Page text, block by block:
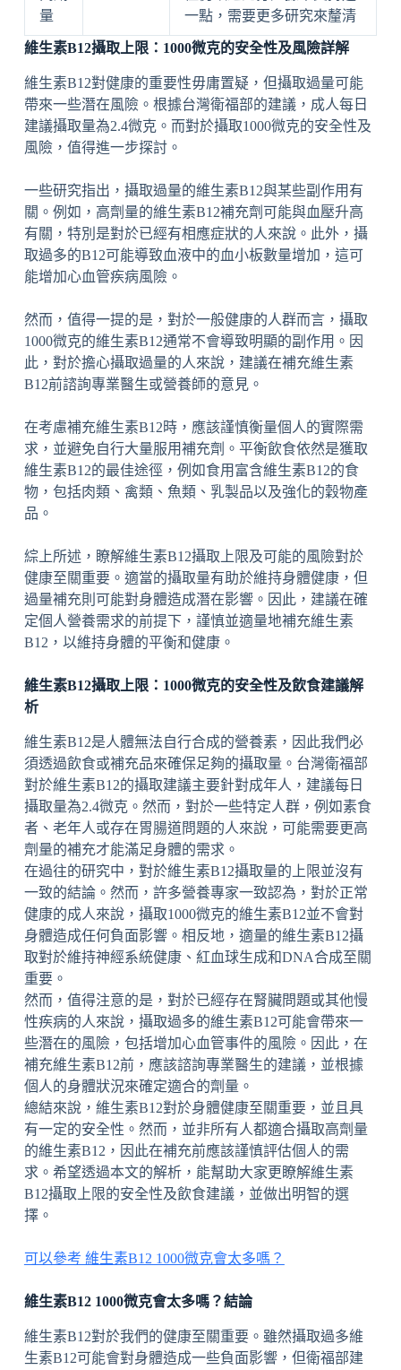
量
一點，需要更多研究來釐清
維生素B12攝取上限：1000微克的安全性及風險詳解
維生素B12對健康的重要性毋庸置疑，但攝取過量可能
帶來一些潛在風險。根據台灣衛福部的建議，成人每日
建議攝取量為2.4微克。而對於攝取1000微克的安全性及
風險，值得進一步探討。
一些研究指出，攝取過量的維生素B12與某些副作用有
關。例如，高劑量的維生素B12補充劑可能與血壓升高
有關，特別是對於已經有相應症狀的人來說。此外，攝
取過多的B12可能導致血液中的血小板數量增加，這可
能增加心血管疾病風險。
然而，值得一提的是，對於一般健康的人群而言，攝取
1000微克的維生素B12通常不會導致明顯的副作用。因
此，對於擔心攝取過量的人來說，建議在補充維生素
B12前諮詢專業醫生或營養師的意見。
在考慮補充維生素B12時，應該謹慎衡量個人的實際需
求，並避免自行大量服用補充劑。平衡飲食依然是獲取
維生素B12的最佳途徑，例如食用富含維生素B12的食
物，包括肉類、禽類、魚類、乳製品以及強化的穀物產
品。
綜上所述，瞭解維生素B12攝取上限及可能的風險對於
健康至關重要。適當的攝取量有助於維持身體健康，但
過量補充則可能對身體造成潛在影響。因此，建議在確
定個人營養需求的前提下，謹慎並適量地補充維生素
B12，以維持身體的平衡和健康。
維生素B12攝取上限：1000微克的安全性及飲食建議解
析
維生素B12是人體無法自行合成的營養素，因此我們必
須透過飲食或補充品來確保足夠的攝取量。台灣衛福部
對於維生素B12的攝取建議主要針對成年人，建議每日
攝取量為2.4微克。然而，對於一些特定人群，例如素食
者、老年人或存在胃腸道問題的人來說，可能需要更高
劑量的補充才能滿足身體的需求。
在過往的研究中，對於維生素B12攝取量的上限並沒有
一致的結論。然而，許多營養專家一致認為，對於正常
健康的成人來說，攝取1000微克的維生素B12並不會對
身體造成任何負面影響。相反地，適量的維生素B12攝
取對於維持神經系統健康、紅血球生成和DNA合成至關
重要。
然而，值得注意的是，對於已經存在腎臟問題或其他慢
性疾病的人來說，攝取過多的維生素B12可能會帶來一
些潛在的風險，包括增加心血管事件的風險。因此，在
補充維生素B12前，應該諮詢專業醫生的建議，並根據
個人的身體狀況來確定適合的劑量。
總結來說，維生素B12對於身體健康至關重要，並且具
有一定的安全性。然而，並非所有人都適合攝取高劑量
的維生素B12，因此在補充前應該謹慎評估個人的需
求。希望透過本文的解析，能幫助大家更瞭解維生素
B12攝取上限的安全性及飲食建議，並做出明智的選
擇。
可以參考 維生素B12 1000微克會太多嗎？
維生素B12 1000微克會太多嗎？結論
維生素B12對於我們的健康至關重要。雖然攝取過多維
生素B12可能會對身體造成一些負面影響，但衛福部建